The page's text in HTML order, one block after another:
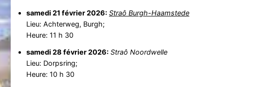
samedi 21 février 2026: Straô Burgh-Haamstede
Lieu: Achterweg, Burgh;
Heure: 11 h 30
samedi 28 février 2026: Straô Noordwelle
Lieu: Dorpsring;
Heure: 10 h 30